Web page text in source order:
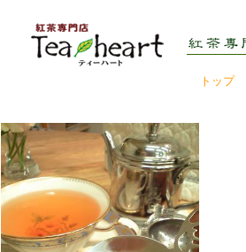
トップ